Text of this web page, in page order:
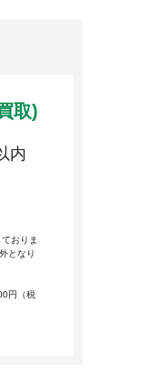
取)
内
おりま
となり
円（税